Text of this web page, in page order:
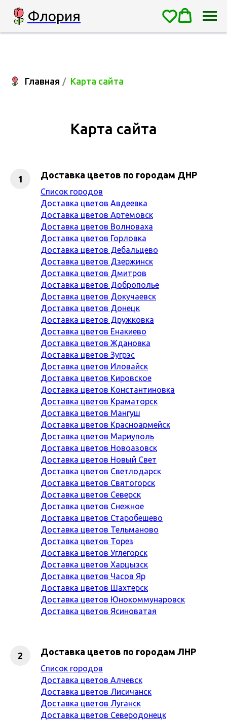
Флория
Главная / Карта сайта
Карта сайта
Доставка цветов по городам ДНР
Список городов
Доставка цветов Авдеевка
Доставка цветов Артемовск
Доставка цветов Волноваха
Доставка цветов Горловка
Доставка цветов Дебальцево
Доставка цветов Дзержинск
Доставка цветов Дмитров
Доставка цветов Доброполье
Доставка цветов Докучаевск
Доставка цветов Донецк
Доставка цветов Дружковка
Доставка цветов Енакиево
Доставка цветов Ждановка
Доставка цветов Зугрэс
Доставка цветов Иловайск
Доставка цветов Кировское
Доставка цветов Константиновка
Доставка цветов Краматорск
Доставка цветов Мангуш
Доставка цветов Красноармейск
Доставка цветов Мариуполь
Доставка цветов Новоазовск
Доставка цветов Новый Свет
Доставка цветов Светлодарск
Доставка цветов Святогорск
Доставка цветов Северск
Доставка цветов Снежное
Доставка цветов Старобешево
Доставка цветов Тельманово
Доставка цветов Торез
Доставка цветов Углегорск
Доставка цветов Харцызск
Доставка цветов Часов Яр
Доставка цветов Шахтерск
Доставка цветов Юнокоммунаровск
Доставка цветов Ясиноватая
Доставка цветов по городам ЛНР
Список городов
Доставка цветов Алчевск
Доставка цветов Лисичанск
Доставка цветов Луганск
Доставка цветов Северодонецк